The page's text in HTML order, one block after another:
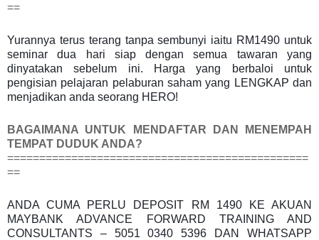
==
Yurannya terus terang tanpa sembunyi iaitu RM1490 untuk
seminar dua hari siap dengan semua tawaran yang
dinyatakan sebelum ini. Harga yang berbaloi untuk
pengisian pelajaran pelaburan saham yang LENGKAP dan
menjadikan anda seorang HERO!
BAGAIMANA UNTUK MENDAFTAR DAN MENEMPAH
TEMPAT DUDUK ANDA?
===============================================
==
ANDA CUMA PERLU DEPOSIT RM 1490 KE AKUAN
MAYBANK ADVANCE FORWARD TRAINING AND
CONSULTANTS – 5051 0340 5396 DAN WHATSAPP